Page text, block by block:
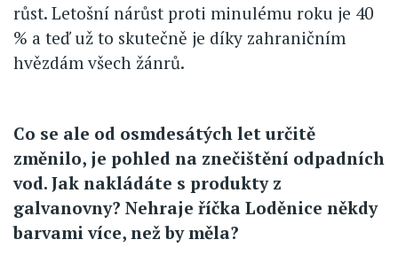
růst. Letošní nárůst proti minulému roku je 40
% a teď už to skutečně je díky zahraničním
hvězdám všech žánrů.
Co se ale od osmdesátých let určitě
změnilo, je pohled na znečištění odpadních
vod. Jak nakládáte s produkty z
galvanovny? Nehraje říčka Loděnice někdy
barvami více, než by měla?